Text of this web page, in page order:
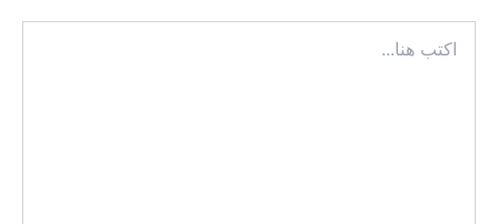
هنا...